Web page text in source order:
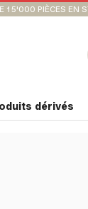
15'000 PIÈCES EN
dérivés